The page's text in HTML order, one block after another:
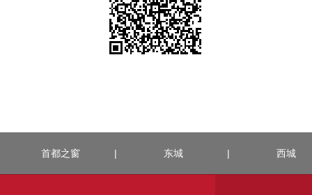
首都之窗 | 东城 | 西城